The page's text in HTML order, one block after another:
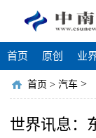
首页 原创 业
首页 > 汽车 >
世界讯息：